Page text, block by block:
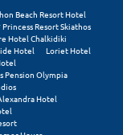
Beach Resort Hotel
Resort Skiathos
Hotel Chalkidiki
Hotel
Loriet Hotel
Pension Olympia
Hotel